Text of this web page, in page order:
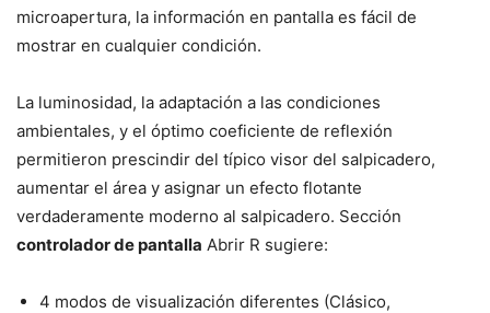
microapertura, la información en pantalla es fácil de
mostrar en cualquier condición.
La luminosidad, la adaptación a las condiciones
ambientales, y el óptimo coeficiente de reflexión
permitieron prescindir del típico visor del salpicadero,
aumentar el área y asignar un efecto flotante
verdaderamente moderno al salpicadero. Sección
controlador de pantalla Abrir R sugiere:
4 modos de visualización diferentes (Clásico,